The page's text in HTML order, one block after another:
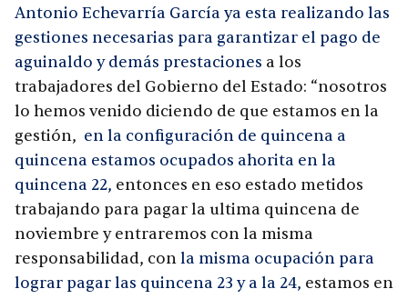
Antonio Echevarría García ya esta realizando las
gestiones necesarias para garantizar el pago de
aguinaldo y demás prestaciones a los
trabajadores del Gobierno del Estado: “nosotros
lo hemos venido diciendo de que estamos en la
gestión, en la configuración de quincena a
quincena estamos ocupados ahorita en la
quincena 22, entonces en eso estado metidos
trabajando para pagar la ultima quincena de
noviembre y entraremos con la misma
responsabilidad, conla misma ocupación para
lograr pagar las quincena 23 y a la 24, estamos en